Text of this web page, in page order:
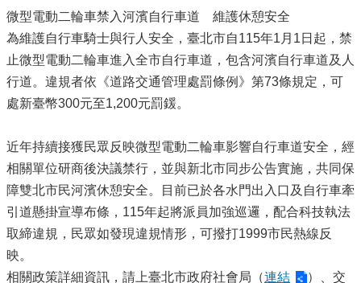
微型電動二輪車禁入河濱自行車道 維護休憩安全
為維護自行車騎士與行人安全，臺北市自115年1月1日起，禁
止微型電動二輪車進入全市自行車道，包含河濱自行車道及人
行道。違規者依《道路交通管理處罰條例》第73條規定，可
處新臺幣300元至1,200元罰鍰。
近年持續接獲民眾反映微型電動二輪車影響自行車道安全，經
相關單位研商後決議禁行，並與新北市同步公告實施，共同保
障雙北市民河濱休憩安全。目前已於各水門出入口及自行車牽
引道懸掛宣導布條，115年起將派員加強巡邏，配合科技執法
取締違規，民眾如發現違規情形，可撥打1999市民熱線反
映。
相關政策詳細資訊，請上臺北市政府社會局（連結
）、交